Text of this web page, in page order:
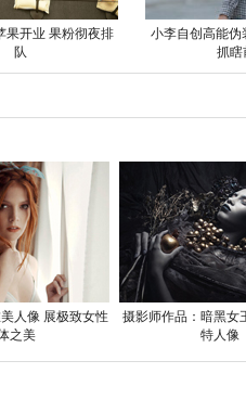
果开业 果粉彻夜排
队
小李自创高能伪
抓瞎
人像 展极致女性
之美
摄影师作品：暗黑女
特人像